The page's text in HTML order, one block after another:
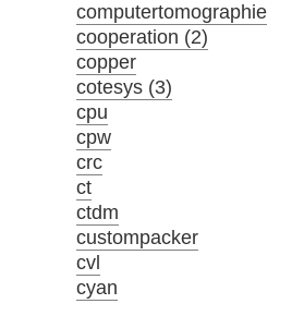
computertomographie
cooperation (2)
copper
cotesys (3)
cpu
cpw
crc
ct
ctdm
custompacker
cvl
cyan